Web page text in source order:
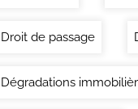
Droit de passage
Dégradations